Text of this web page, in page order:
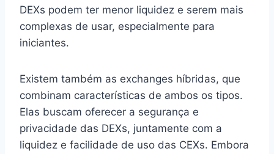
DEXs podem ter menor liquidez e serem mais
complexas de usar, especialmente para
iniciantes.
Existem também as exchanges híbridas, que
combinam características de ambos os tipos.
Elas buscam oferecer a segurança e
privacidade das DEXs, juntamente com a
liquidez e facilidade de uso das CEXs. Embora